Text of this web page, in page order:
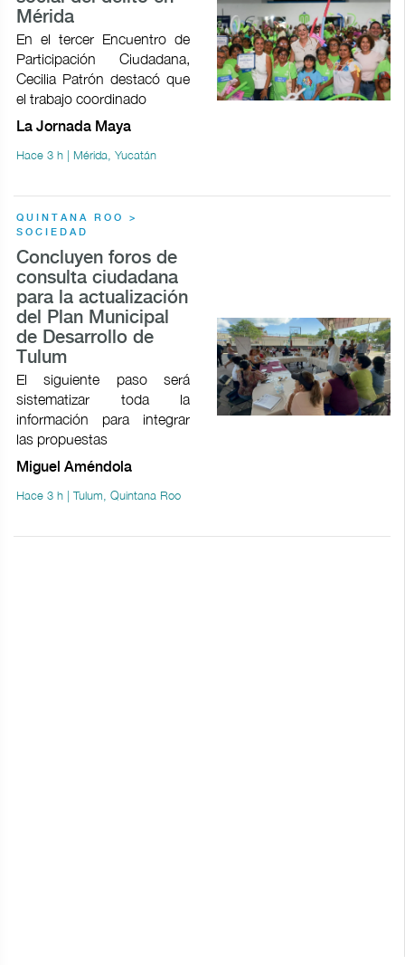
Mérida
En el tercer Encuentro de
Participación Ciudadana,
Cecilia Patrón destacó que
el trabajo coordinado
La Jornada Maya
Hace 3 h | Mérida, Yucatán
QUINTANA ROO >
SOCIEDAD
Concluyen foros de
consulta ciudadana
para la actualización
del Plan Municipal
de Desarrollo de
Tulum
El siguiente paso será
sistematizar toda la
información para integrar
las propuestas
Miguel Améndola
Hace 3 h | Tulum, Quintana Roo